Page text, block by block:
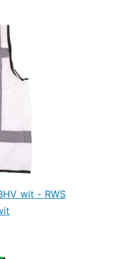
wit - RWS